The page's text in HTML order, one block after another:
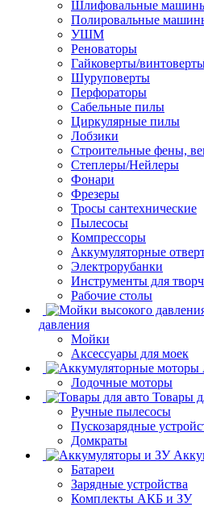
Шлифовальные
Полировальные
УШМ
Реноваторы
Гайковерты/
Шуруповерты
Перфораторы
Сабельные пилы
Циркулярные пилы
Лобзики
Строительные фены,
Степлеры/Нейлеры
Фонари
Фрезеры
Тросы сантехнические
Пылесосы
Компрессоры
Аккумуляторные
Электрорубанки
Инструменты для
Рабочие столы
давления
Мойки
Аксессуары для моек
Лодочные моторы
Товары
Ручные пылесосы
Пускозарядные
Домкраты
Батареи
Зарядные устройства
Комплекты АКБ и ЗУ